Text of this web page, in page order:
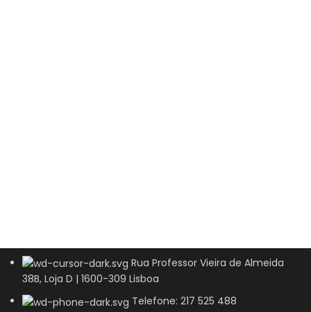
Rua Professor Vieira de Almeida
38B, Loja D | 1600-309 Lisboa
Telefone: 217 525 488